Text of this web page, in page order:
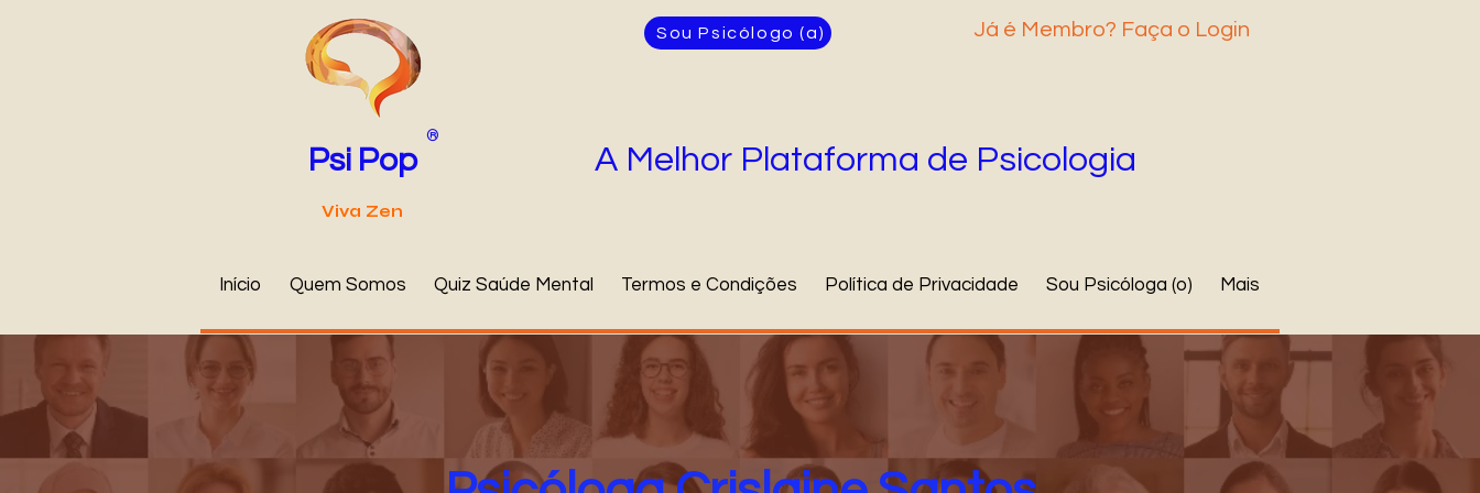
Psi Pop
®
Viva Zen
Sou Psicólogo (a) Já é Membro? Faça o Login
A Melhor Plataforma de Psicologia
Início Quem Somos Quiz Saúde Mental Termos e Condições Política de Privacidade Sou Psicóloga (o) Mais